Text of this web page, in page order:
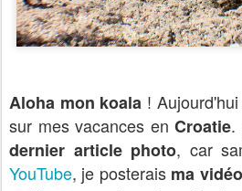
Aloha mon koala !
sur mes vacances enCroatie.
dernier article photo, car
YouTube, je posterais ma